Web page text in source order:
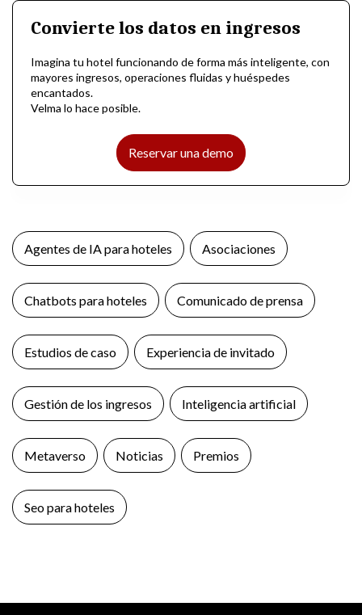
Convierte los datos en ingresos
Imagina tu hotel funcionando de forma más inteligente, con
mayores ingresos, operaciones fluidas y huéspedes
encantados.
Velma lo hace posible.
Reservar una demo
Agentes de IA para hoteles Asociaciones
Chatbots para hoteles Comunicado de prensa
Estudios de caso Experiencia de invitado
Gestión de los ingresos Inteligencia artificial
Metaverso Noticias Premios
Seo para hoteles